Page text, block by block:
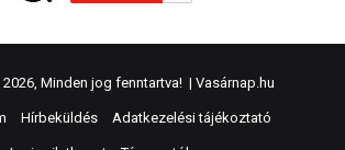
Minden jog fenntartva! | Vasárnap.hu
Hírbeküldés Adatkezelési tájékoztató